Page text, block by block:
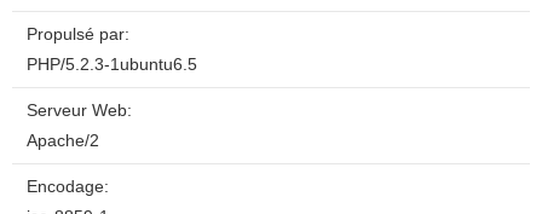
Propulsé par:
PHP/5.2.3-1ubuntu6.5
Serveur Web:
Apache/2
Encodage: